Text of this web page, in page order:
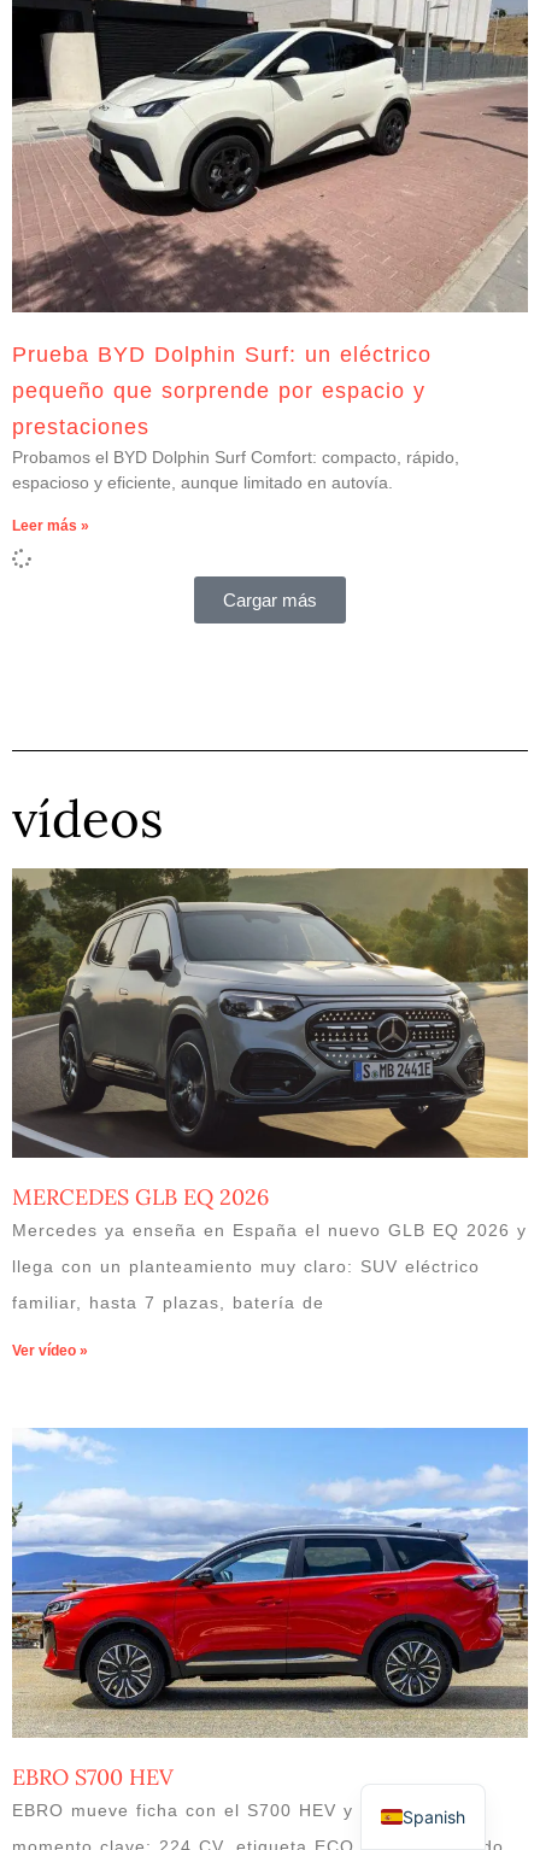
Prueba BYD Dolphin Surf: un eléctrico
pequeño que sorprende por espacio y
prestaciones
Probamos el BYD Dolphin Surf Comfort: compacto, rápido,
espacioso y eficiente, aunque limitado en autovía.
Leer más »
Cargar más
vídeos
MERCEDES GLB EQ 2026
Mercedes ya enseña en España el nuevo GLB EQ 2026 y
llega con un planteamiento muy claro: SUV eléctrico
familiar, hasta 7 plazas, batería de
Ver vídeo »
EBRO S700 HEV
EBRO mueve ficha con el S700 HEV y lo hace en un
Spanish